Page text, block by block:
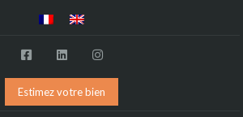
Estimez votre bien